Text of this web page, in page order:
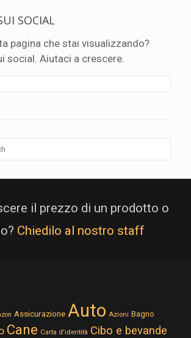
SOCIAL
pagina che stai visualizzando?
social. Aiutaci a crescere.
il prezzo di un prodotto o
Chiedilo al nostro staff
Assicurazione Auto Azioni Bagno
Cane Carta d'identità Cibo e bevande